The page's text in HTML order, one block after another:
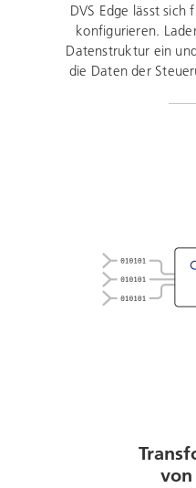
DVS Edge lässt sich
konfigurieren.
Datenstruktur ein
die Daten der